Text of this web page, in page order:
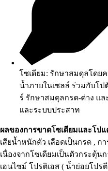
โซเดียม: รักษาสมดุลโดย
น้ำภายในเซลล์ ร่วมกับโป
ร์ รักษาสมดุลกรด-ด่าง แ
และระบบประสาท
ผลของการขาดโซเดียมและโปแ
เสียน้ำหนักตัว เลือดเป็นกรด ,
เนื่องจากโซเดียมเป็นตัวกระตุ้น
เอนไซม์ โปรติเอส ( น้ำย่อยโป